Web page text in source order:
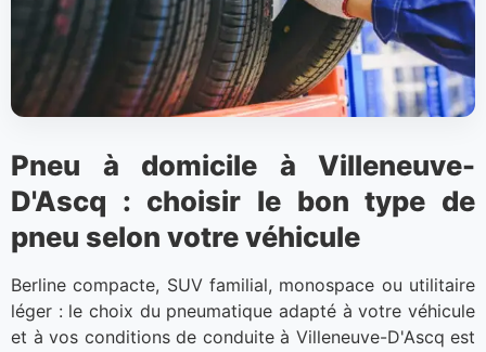
Pneu à domicile à Villeneuve-
D'Ascq : choisir le bon type de
pneu selon votre véhicule
Berline compacte, SUV familial, monospace ou utilitaire
léger : le choix du pneumatique adapté à votre véhicule
et à vos conditions de conduite à Villeneuve-D'Ascq est